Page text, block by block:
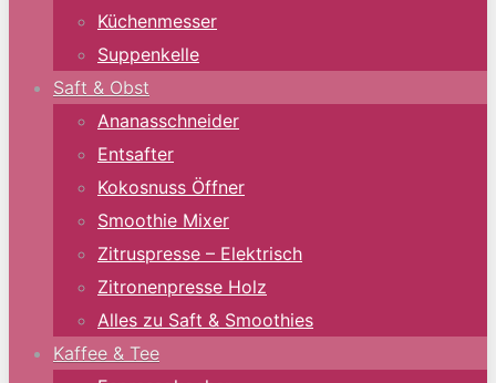
Küchenmesser
Suppenkelle
Saft & Obst
Ananasschneider
Entsafter
Kokosnuss Öffner
Smoothie Mixer
Zitruspresse – Elektrisch
Zitronenpresse Holz
Alles zu Saft & Smoothies
Kaffee & Tee